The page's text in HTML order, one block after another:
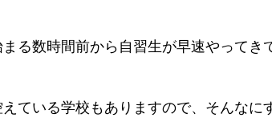
る数時間前から自習生が早速やってき
ている学校もありますので、そんなに